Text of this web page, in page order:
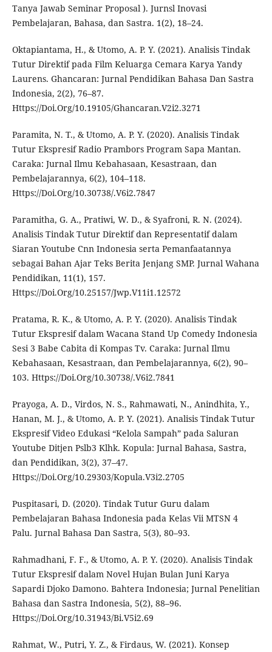
Tanya Jawab Seminar Proposal ). Jurnsl Inovasi
Pembelajaran, Bahasa, dan Sastra. 1(2), 18–24.
Oktapiantama, H., & Utomo, A. P. Y. (2021). Analisis Tindak
Tutur Direktif pada Film Keluarga Cemara Karya Yandy
Laurens. Ghancaran: Jurnal Pendidikan Bahasa Dan Sastra
Indonesia, 2(2), 76–87.
Https://Doi.Org/10.19105/Ghancaran.V2i2.3271
Paramita, N. T., & Utomo, A. P. Y. (2020). Analisis Tindak
Tutur Ekspresif Radio Prambors Program Sapa Mantan.
Caraka: Jurnal Ilmu Kebahasaan, Kesastraan, dan
Pembelajarannya, 6(2), 104–118.
Https://Doi.Org/10.30738/.V6i2.7847
Paramitha, G. A., Pratiwi, W. D., & Syafroni, R. N. (2024).
Analisis Tindak Tutur Direktif dan Representatif dalam
Siaran Youtube Cnn Indonesia serta Pemanfaatannya
sebagai Bahan Ajar Teks Berita Jenjang SMP. Jurnal Wahana
Pendidikan, 11(1), 157.
Https://Doi.Org/10.25157/Jwp.V11i1.12572
Pratama, R. K., & Utomo, A. P. Y. (2020). Analisis Tindak
Tutur Ekspresif dalam Wacana Stand Up Comedy Indonesia
Sesi 3 Babe Cabita di Kompas Tv. Caraka: Jurnal Ilmu
Kebahasaan, Kesastraan, dan Pembelajarannya, 6(2), 90–
103. Https://Doi.Org/10.30738/.V6i2.7841
Prayoga, A. D., Virdos, N. S., Rahmawati, N., Anindhita, Y.,
Hanan, M. J., & Utomo, A. P. Y. (2021). Analisis Tindak Tutur
Ekspresif Video Edukasi “Kelola Sampah” pada Saluran
Youtube Ditjen Pslb3 Klhk. Kopula: Jurnal Bahasa, Sastra,
dan Pendidikan, 3(2), 37–47.
Https://Doi.Org/10.29303/Kopula.V3i2.2705
Puspitasari, D. (2020). Tindak Tutur Guru dalam
Pembelajaran Bahasa Indonesia pada Kelas Vii MTSN 4
Palu. Jurnal Bahasa Dan Sastra, 5(3), 80–93.
Rahmadhani, F. F., & Utomo, A. P. Y. (2020). Analisis Tindak
Tutur Ekspresif dalam Novel Hujan Bulan Juni Karya
Sapardi Djoko Damono. Bahtera Indonesia; Jurnal Penelitian
Bahasa dan Sastra Indonesia, 5(2), 88–96.
Https://Doi.Org/10.31943/Bi.V5i2.69
Rahmat, W., Putri, Y. Z., & Firdaus, W. (2021). Konsep